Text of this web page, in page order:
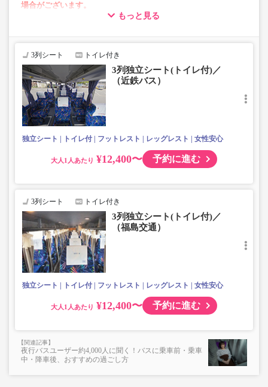
場合がございます。
・車両は予告なく変更となる場合がございます。これに伴い、
じめご了承ください。
もっと見る
3列シート トイレ付き
3列独立シート(トイレ付)／
（近鉄バス）
独立シート トイレ付 フットレスト レッグレスト 女性安心
大人 ¥12,400〜 予約に進む
3列シート トイレ付き
3列独立シート(トイレ付)／
（福島交通）
独立シート トイレ付 フットレスト レッグレスト 女性安心
大人 ¥12,400〜 予約に進む
夜行バスユーザー約4,000人に聞く！バスに乗車前・乗車
中・降車後、おすすめの過ごし方